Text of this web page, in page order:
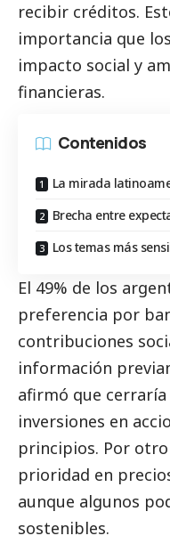
recibir créditos.
importancia que
impacto social y
financieras.
Contenidos
La mirada
Brecha entre
Los temas más
El 49% de los
preferencia por
contribuciones
información
afirmó que
inversiones en
principios. Por otro
prioridad en
aunque algunos
sostenibles.